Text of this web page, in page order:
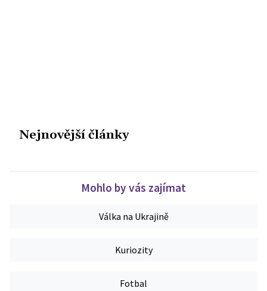
Nejnovější články
Mohlo by vás zajímat
Válka na Ukrajině
Kuriozity
Fotbal